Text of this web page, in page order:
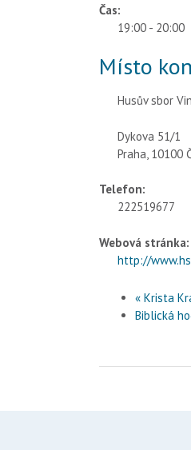
Čas:
19:00 - 20:00
Místo
Husův sbor
Dykova 51/1
Praha 10100
Telefon:
222519677
Webová stránka:
http://
« Krista
Biblická